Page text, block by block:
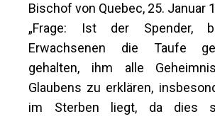
Bischof von Quebec, 25. Januar
„Frage: Ist der Spender,
Erwachsenen die Taufe
gehalten, ihm alle
Glaubens zu erklären,
im Sterben liegt, da dies